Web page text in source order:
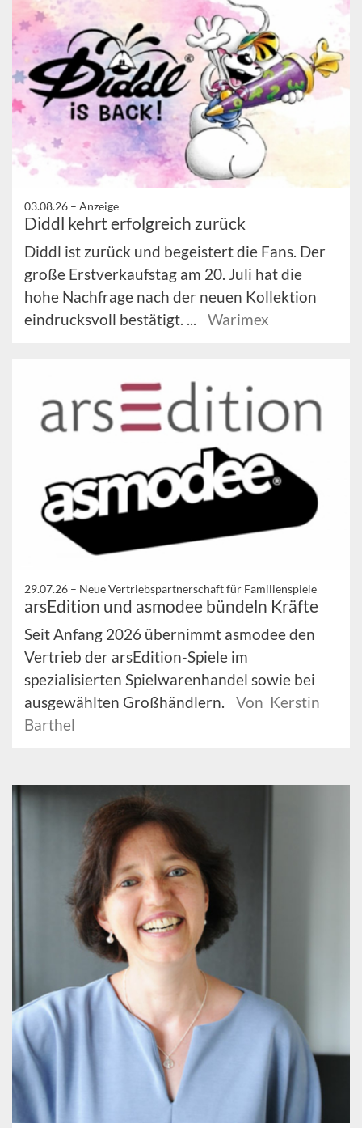
03.08.26 – Anzeige
Diddl kehrt erfolgreich zurück
Diddl ist zurück und begeistert die Fans. Der
große Erstverkaufstag am 20. Juli hat die
hohe Nachfrage nach der neuen Kollektion
eindrucksvoll bestätigt. ...
Warimex
29.07.26 – Neue Vertriebspartnerschaft für Familienspiele
arsEdition und asmodee bündeln Kräfte
Seit Anfang 2026 übernimmt asmodee den
Vertrieb der arsEdition-Spiele im
spezialisierten Spielwarenhandel sowie bei
ausgewählten Großhändlern.
Von Kerstin
Barthel